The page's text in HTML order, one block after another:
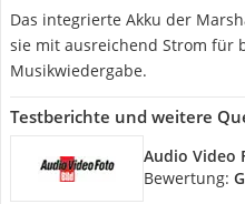
Das integrierte Akku der
sie mit ausreichend Strom für
Musikwiedergabe.
Testberichte und weitere
Audio Video
Bewertung: